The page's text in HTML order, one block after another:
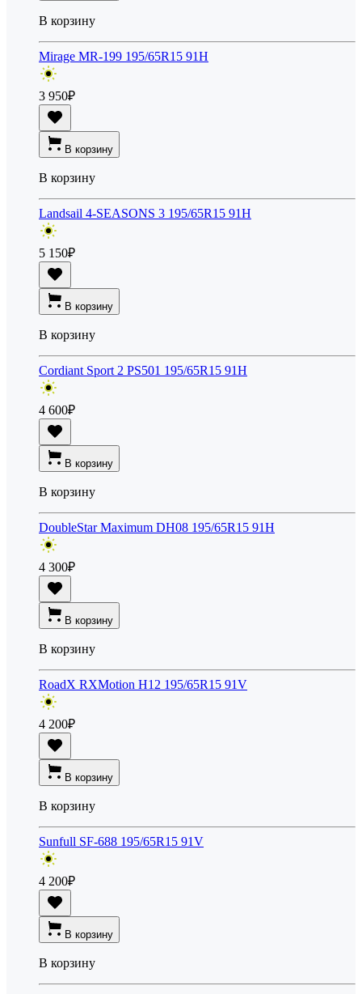
В корзину
Mirage MR-199 195/65R15 91H
3 950₽
В корзину
В корзину
Landsail 4-SEASONS 3 195/65R15 91H
5 150₽
В корзину
В корзину
Cordiant Sport 2 PS501 195/65R15 91H
4 600₽
В корзину
В корзину
DoubleStar Maximum DH08 195/65R15 91H
4 300₽
В корзину
В корзину
RoadX RXMotion H12 195/65R15 91V
4 200₽
В корзину
В корзину
Sunfull SF-688 195/65R15 91V
4 200₽
В корзину
В корзину